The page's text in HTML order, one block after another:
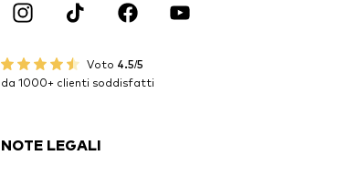
Voto 4.5/5
da 1000+ clienti soddisfatti
NOTE LEGALI